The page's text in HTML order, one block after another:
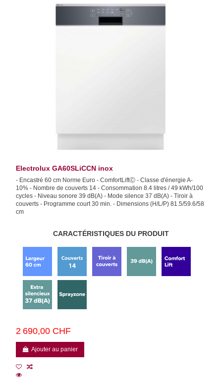
Electrolux GA60SLiCCN inox
- Encastré 60 cm Norme Euro - ComfortLiftⒸ - Classe d'énergie A-
10% - Nombre de couverts 14 - Consommation 8.4 litres / 49 kWh/100
cycles - Niveau sonore 39 dB(A) - Mode silence 37 dB(A) - Tiroir à
couverts - Programme court 30 min. - Dimensions (H/L/P) 81.5/59.6/58
cm
CARACTÉRISTIQUES DU PRODUIT
2 690,00 CHF
Ajouter au panier